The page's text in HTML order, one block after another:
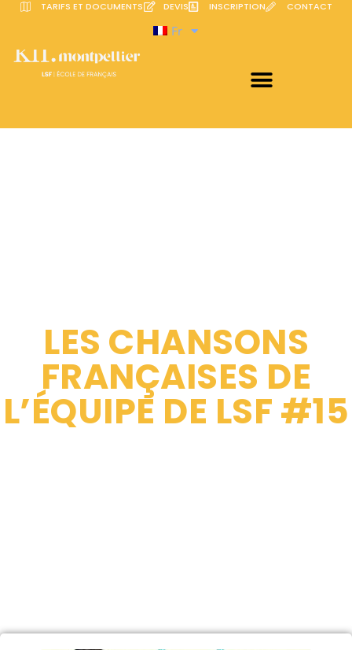
TARIFS ET DOCUMENTS DEVIS INSCRIPTION CONTACT
Fr
LES CHANSONS
FRANÇAISES DE
L’ÉQUIPE DE LSF #15